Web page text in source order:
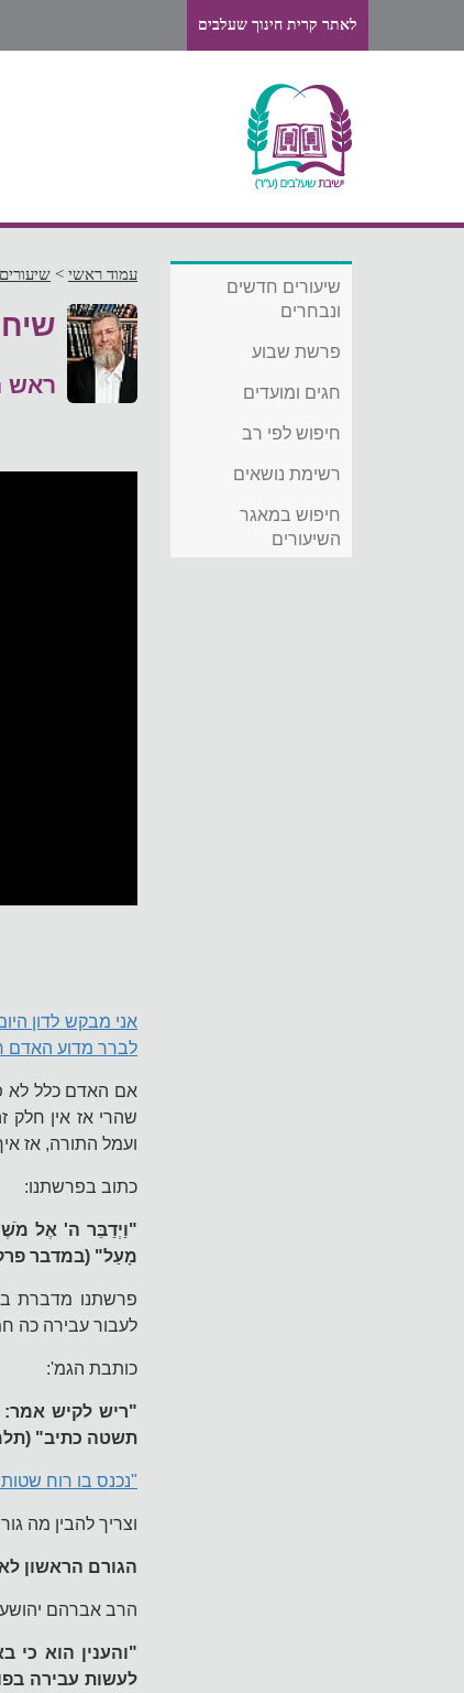
לאתר קרית חינוך שעלבים
שיעורים חדשים
ונבחרים
פרשת שבוע
חגים ומועדים
חיפוש לפי רב
רשימת נושאים
חיפוש במאגר
השיעורים
עמוד ראשי > שיעורים
ראש
אני מבקש לדון
לברר מדוע האדם
אם האדם כלל לא
שהרי אז אין חלק
ועמל התורה, אז
כתוב בפרשתנו:
"וַיְדַבֵּר ה' אֶל
מָעַל" (במדבר
פרשתנו מדברת
לעבור עבירה כה
כותבת הגמ':
"ריש לקיש אמר:
תשטה כתיב"
"נכנס בו רוח
וצריך להבין מה
הגורם הראשון
הרב אברהם
"והענין הוא כי
לעשות עבירה